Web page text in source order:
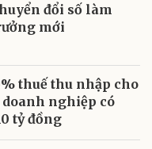
đổi số làm
mới
thuế thu nhập cho
nghiệp có
tỷ đồng